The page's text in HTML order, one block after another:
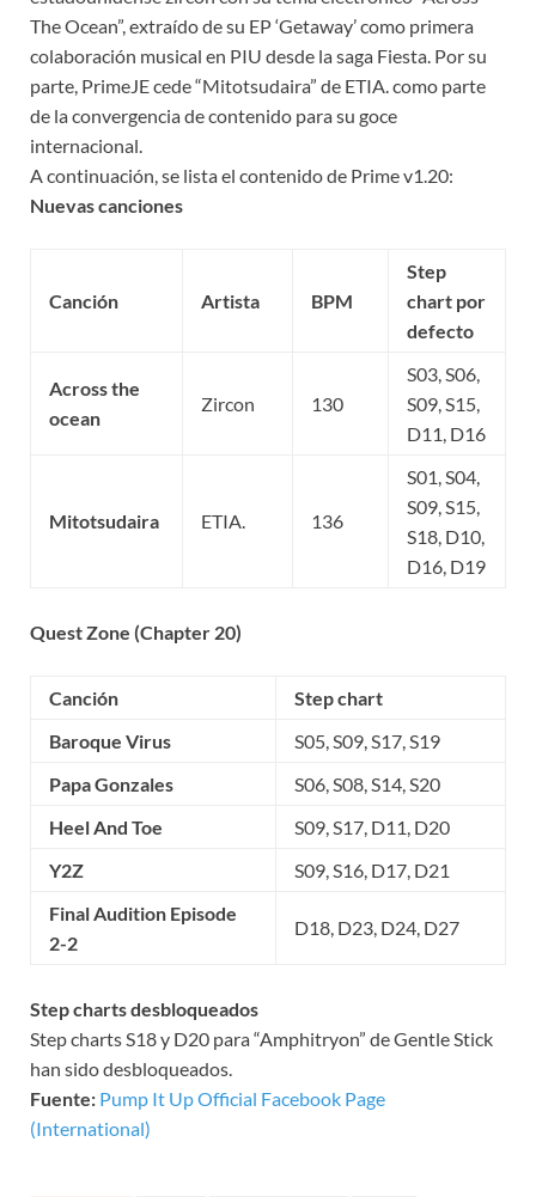
The Ocean”, extraído de su EP ‘Getaway’ como primera
colaboración musical en PIU desde la saga Fiesta. Por su
parte, PrimeJE cede “Mitotsudaira” de ETIA. como parte
de la convergencia de contenido para su goce
internacional.
A continuación, se lista el contenido de Prime v1.20:
Nuevas canciones
Canción Artista BPM
Step
chart por
defecto
Across the
ocean
Zircon 130
S03, S06,
S09, S15,
D11, D16
Mitotsudaira ETIA. 136
S01, S04,
S09, S15,
S18, D10,
D16, D19
Quest Zone (Chapter 20)
Canción
Step chart
Baroque Virus
S05, S09, S17, S19
Papa Gonzales
S06, S08, S14, S20
Heel And Toe
S09, S17, D11, D20
Y2Z
S09, S16, D17, D21
Final Audition Episode
2-2
D18, D23, D24, D27
Step charts desbloqueados
Step charts S18 y D20 para “Amphitryon” de Gentle Stick
han sido desbloqueados.
Fuente: Pump It Up Official Facebook Page
(International)